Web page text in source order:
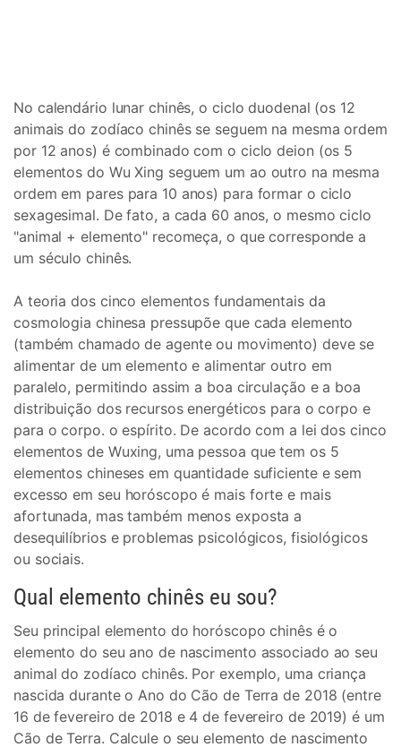
No calendário lunar chinês, o ciclo duodenal (os 12
animais do zodíaco chinês se seguem na mesma ordem
por 12 anos) é combinado com o ciclo deion (os 5
elementos do Wu Xing seguem um ao outro na mesma
ordem em pares para 10 anos) para formar o ciclo
sexagesimal. De fato, a cada 60 anos, o mesmo ciclo
"animal + elemento" recomeça, o que corresponde a
um século chinês.
A teoria dos cinco elementos fundamentais da
cosmologia chinesa pressupõe que cada elemento
(também chamado de agente ou movimento) deve se
alimentar de um elemento e alimentar outro em
paralelo, permitindo assim a boa circulação e a boa
distribuição dos recursos energéticos para o corpo e
para o corpo. o espírito. De acordo com a lei dos cinco
elementos de Wuxing, uma pessoa que tem os 5
elementos chineses em quantidade suficiente e sem
excesso em seu horóscopo é mais forte e mais
afortunada, mas também menos exposta a
desequilíbrios e problemas psicológicos, fisiológicos
ou sociais.
Qual elemento chinês eu sou?
Seu principal elemento do horóscopo chinês é o
elemento do seu ano de nascimento associado ao seu
animal do zodíaco chinês. Por exemplo, uma criança
nascida durante o Ano do Cão de Terra de 2018 (entre
16 de fevereiro de 2018 e 4 de fevereiro de 2019) é um
Cão de Terra. Calcule o seu elemento de nascimento